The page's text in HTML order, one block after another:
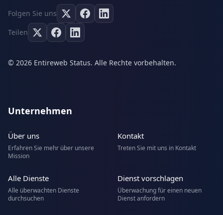
Folgen Sie uns
Teilen
© 2026 Entireweb Status. Alle Rechte vorbehalten.
Unternehmen
Über uns
Erfahren Sie mehr über unsere
Mission
Kontakt
Treten Sie mit uns in Kontakt
Alle Dienste
Alle überwachten Dienste
durchsuchen
Dienst vorschlagen
Überwachung für einen neuen
Dienst anfordern